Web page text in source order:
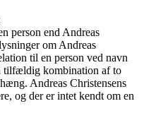
person end Andreas
om Andreas
til en person ved navn
tilfældig kombination af to
Andreas Christensens
og der er intet kendt om en